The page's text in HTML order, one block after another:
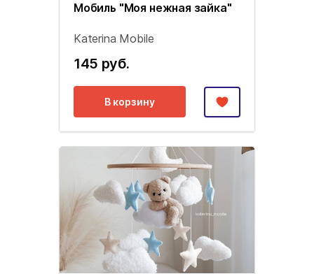
Мобиль "Моя нежная зайка"
Katerina Mobile
145 руб.
В корзину